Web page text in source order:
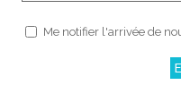
Me notifier l'arrivée de